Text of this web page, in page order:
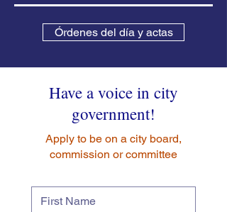
Órdenes del día y actas
Have a voice in city
government!
Apply to be on a city board,
commission or committee